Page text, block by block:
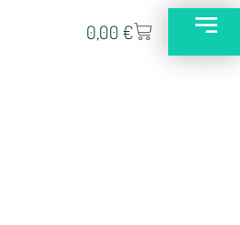
0,00€